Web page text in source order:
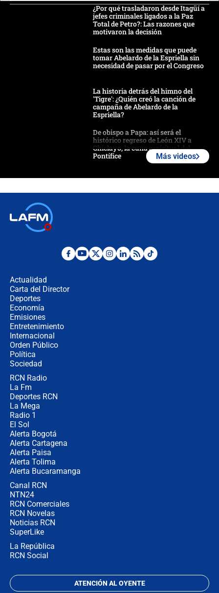
¿Por qué trasladaron desde Itagüí a
jefes criminales ligados a la Paz
Total de Petro?: Las razones que
motivaron la decisión
Estas son las medidas que puede
tomar Abelardo de la Espriella sin
necesidad de pasar por el Congreso
La historia detrás del himno del
'Tigre': ¿Quién creó la canción de
campaña de Abelardo de la
Espriella?
De obispo a Papa: así será el
histórico regreso de León XIV a
Chiclayo, la cuna espiritual del
Pontífice
¿La posesión de Abelardo De la
Más videos
Actualidad
Carta del Director
Deportes
Economía
Emisiones
Entretenimiento
Internacional
Orden Público
Política
Sociedad
RCN Radio
La Fm
Deportes RCN
La Mega
Radio 1
El Sol
Alerta Bogotá
Alerta Cartagena
Alerta Paisa
Alerta Tolima
Alerta Bucaramanga
Canal RCN
NTN24
RCN Comerciales
RCN Novelas
Noticias RCN
SuperLike
La República
RCN Social
ATENCIÓN AL OYENTE